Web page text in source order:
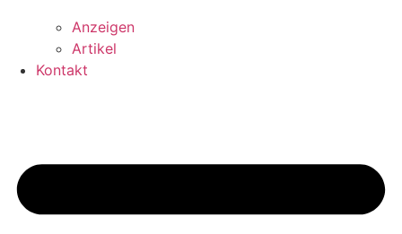
Anzeigen
Artikel
Kontakt